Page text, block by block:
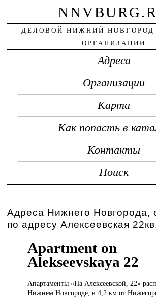
ДЕЛОВОЙ НИЖНИЙ НОВГОРОД
ОРГАНИЗАЦИИ
Адреса
Организации
Карта
Как попасть в
Контакты
Поиск
Адреса Нижнего Новгорода,
по адресу Алексеевская
Apartment on
Alekseevskaya 22
Апартаменты «НаАлексеевской, 22»
Нижнем Новгороде, в 4,2 км от